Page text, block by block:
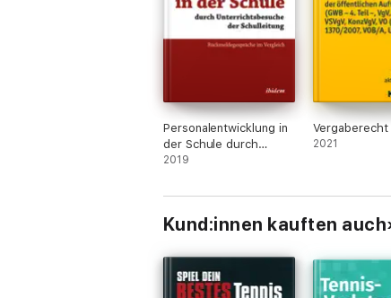
Personalentwicklung in
der Schule durch
Unterrichtsbesuche der
2019
Vergaberecht
2021
Kund:innen kauften auch